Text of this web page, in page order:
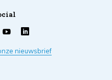
nieuwsbrief